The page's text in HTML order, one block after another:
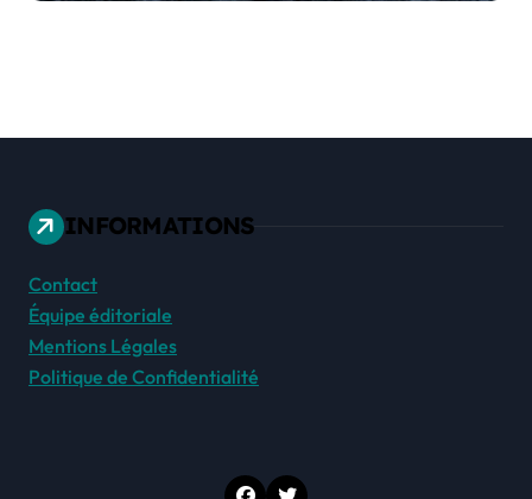
INFORMATIONS
Contact
Équipe éditoriale
Mentions Légales
Politique de Confidentialité